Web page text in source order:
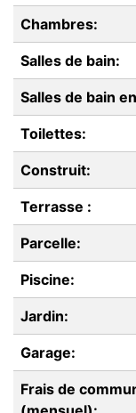
Chambres:
Salles de bain:
Salles de bain
Toilettes:
Construit:
Terrasse :
Parcelle:
Piscine:
Jardin:
Garage:
Frais de